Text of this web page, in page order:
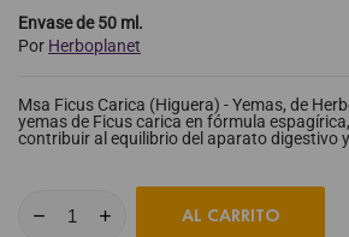
Envase de 50 ml.
Por Herboplanet
Msa Ficus Carica (Higuera) - Yemas, de
yemas de Ficus carica en fórmula
contribuir al equilibrio del aparato digestivo
AL CARRITO